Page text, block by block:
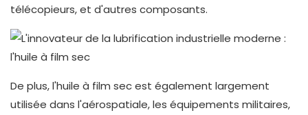
télécopieurs, et d'autres composants.
De plus, l'huile à film sec est également largement
utilisée dans l'aérospatiale, les équipements militaires,